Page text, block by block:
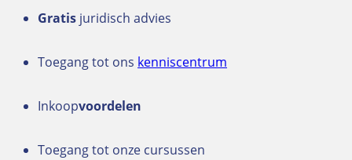
Gratis juridisch advies
Toegang tot ons kenniscentrum
Inkoopvoordelen
Toegang tot onze cursussen